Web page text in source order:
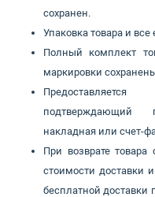
сохранен.
Упаковка товара и
Полный комплект
маркировки
подтверждающий
накладная или счет-
При возврате товара
стоимости доставки
бесплатной доставки